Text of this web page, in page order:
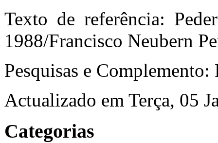
Texto de referência:
1988/Francisco Neubern
Pesquisas e
Actualizado em Terça, 05
Categorias